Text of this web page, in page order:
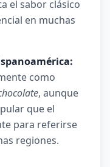
el sabor clásico
en muchas
como
, aunque
que el
para referirse
regiones.